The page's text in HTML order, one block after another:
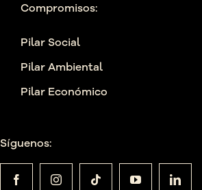
Compromisos:
Pilar Social
Pilar Ambiental
Pilar Económico
Síguenos: